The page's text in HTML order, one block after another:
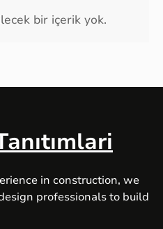
bir içerik yok.
in construction, we
professionals to build